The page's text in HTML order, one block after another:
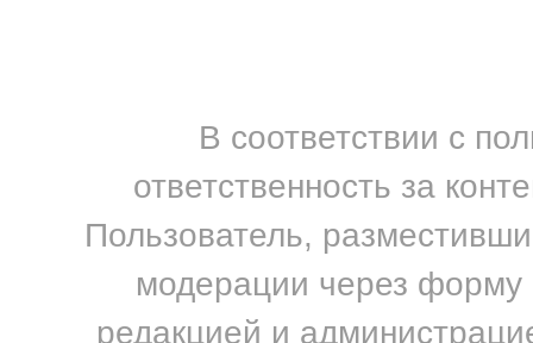
В соответствии с
ответственность за
Пользователь,
модерации через форму
редакцией и